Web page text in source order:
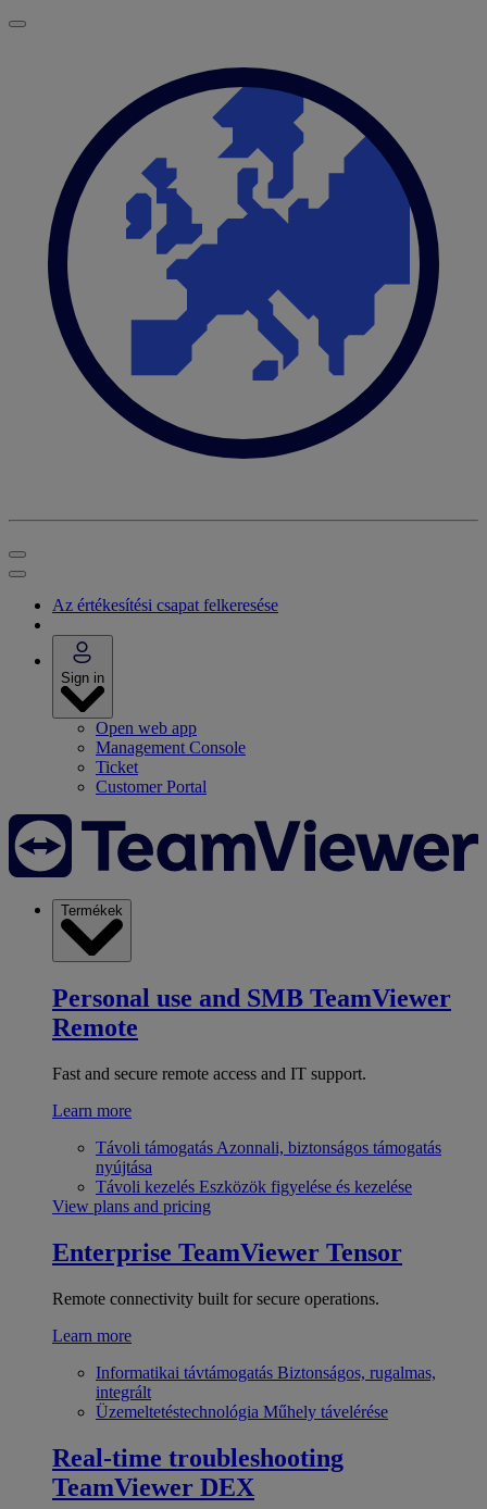
Az értékesítési csapat felkeresése
Sign in
Open web app
Management Console
Ticket
Customer Portal
Termékek
Personal use and SMB TeamViewer
Remote
Fast and secure remote access and IT support.
Learn more
Távoli támogatás Azonnali, biztonságos támogatás
nyújtása
Távoli kezelés Eszközök figyelése és kezelése
View plans and pricing
Enterprise TeamViewer Tensor
Remote connectivity built for secure operations.
Learn more
Informatikai távtámogatás Biztonságos, rugalmas,
integrált
Üzemeltetéstechnológia Műhely távelérése
Real-time troubleshooting
TeamViewer DEX